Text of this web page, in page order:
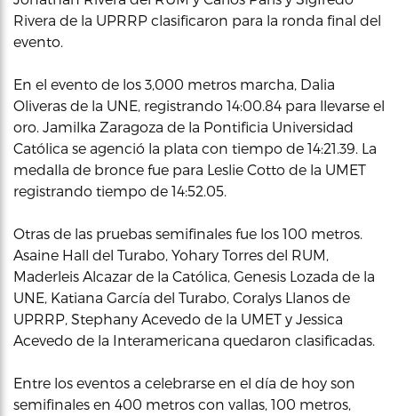
Rivera de la UPRRP clasificaron para la ronda final del
evento.
En el evento de los 3,000 metros marcha, Dalia
Oliveras de la UNE, registrando 14:00.84 para llevarse el
oro. Jamilka Zaragoza de la Pontificia Universidad
Católica se agenció la plata con tiempo de 14:21.39. La
medalla de bronce fue para Leslie Cotto de la UMET
registrando tiempo de 14:52.05.
Otras de las pruebas semifinales fue los 100 metros.
Asaine Hall del Turabo, Yohary Torres del RUM,
Maderleis Alcazar de la Católica, Genesis Lozada de la
UNE, Katiana García del Turabo, Coralys Llanos de
UPRRP, Stephany Acevedo de la UMET y Jessica
Acevedo de la Interamericana quedaron clasificadas.
Entre los eventos a celebrarse en el día de hoy son
semifinales en 400 metros con vallas, 100 metros,